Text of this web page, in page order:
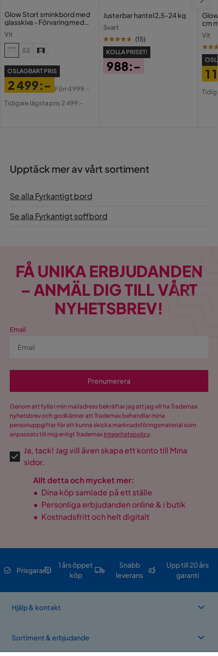
Glow Stort sminkbord med
glasskiva - Förvaring med
Vit
OSLAGBART PRIS
Pris
2 499:-
Original
Förr4 999:-
Tidigare lägsta pris 2 499:-
Justerbar hantel 2,5-24 kg
Svart
(15)
KOLLA PRISET!
988:-
cm
Vit
1
Upptäck mer av vårt sortiment
Se alla Fyrkantigt bord
Se alla Fyrkantigt soffbord
FÅ UNIKA ERBJUDANDEN
– ANMÄL DIG TILL VÅRT
NYHETSBREV!
Email
Prenumerera
Genom att fylla i min mailadress bekräftar jag att jag vill ha Trademax
nyhetsbrev och godkänner att Trademax behandlar mina
personuppgifter för att kunna skicka marknadsföringsmaterial som
anpassats till mig enligt Trademax Integritetspolicy.
Ja, tack! Jag vill även skapa ett konto till Mina
sidor.
Allt detta och mycket mer:
• Dina köp samlade på ett ställe
• Personliga erbjudanden online & i butik
• Kostnadsfritt och helt digitalt
Prisgaranti
1 års öppet
köp
Snabb
leverans
Upp till 20 års
garanti
Hjälp & kontakt
Sortiment & erbjudande